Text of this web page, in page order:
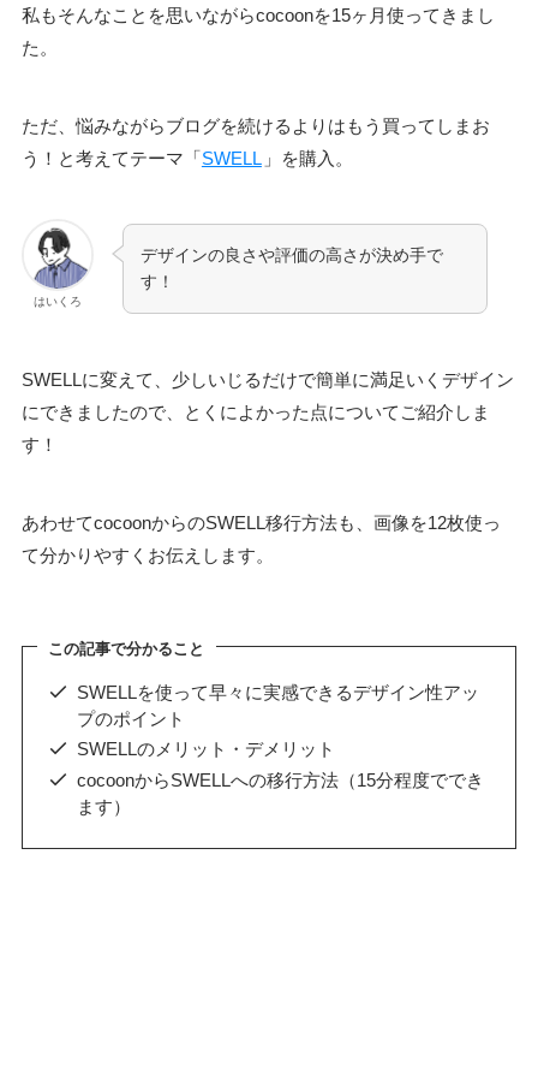
私もそんなことを思いながらcocoonを15ヶ月使ってきまし
た。
ただ、悩みながらブログを続けるよりはもう買ってしまお
う！と考えてテーマ「SWELL 」を購入。
はいくろ
デザインの良さや評価の高さが決め手で
す！
SWELLに変えて、少しいじるだけで簡単に満足いくデザイン
にできましたので、とくによかった点についてご紹介しま
す！
あわせてcocoonからのSWELL移行方法も、画像を12枚使っ
て分かりやすくお伝えします。
この記事で分かること
SWELLを使って早々に実感できるデザイン性アッ
プのポイント
SWELLのメリット・デメリット
cocoonからSWELLへの移行方法（15分程度ででき
ます）